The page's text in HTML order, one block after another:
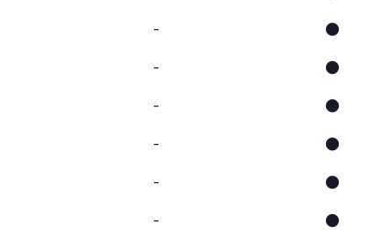
- ●
- ●
- ●
- ●
- ●
- ●